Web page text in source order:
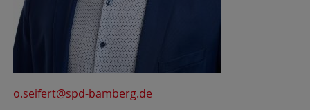
o.seifert@spd-bamberg.de